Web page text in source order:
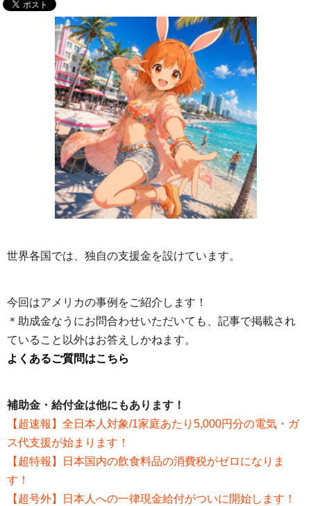
世界各国では、独自の支援金を設けています。
今回はアメリカの事例をご紹介します！
＊助成金なうにお問合わせいただいても、記事で掲載され
ていること以外はお答えしかねます。
よくあるご質問はこちら
補助金・給付金は他にもあります！
【超速報】全日本人対象/1家庭あたり5,000円分の電気・ガ
ス代支援が始まります！
【超特報】日本国内の飲食料品の消費税がゼロになりま
す！
【超号外】日本人への一律現金給付がついに開始します！